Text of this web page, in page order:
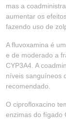
mas a
aumentar os
fazendo uso de
A fluvoxamina é
e de moderado a
CYP3A4. A
níveis sanguíneos
recomendado.
O ciprofloxacino
enzimas do fígado